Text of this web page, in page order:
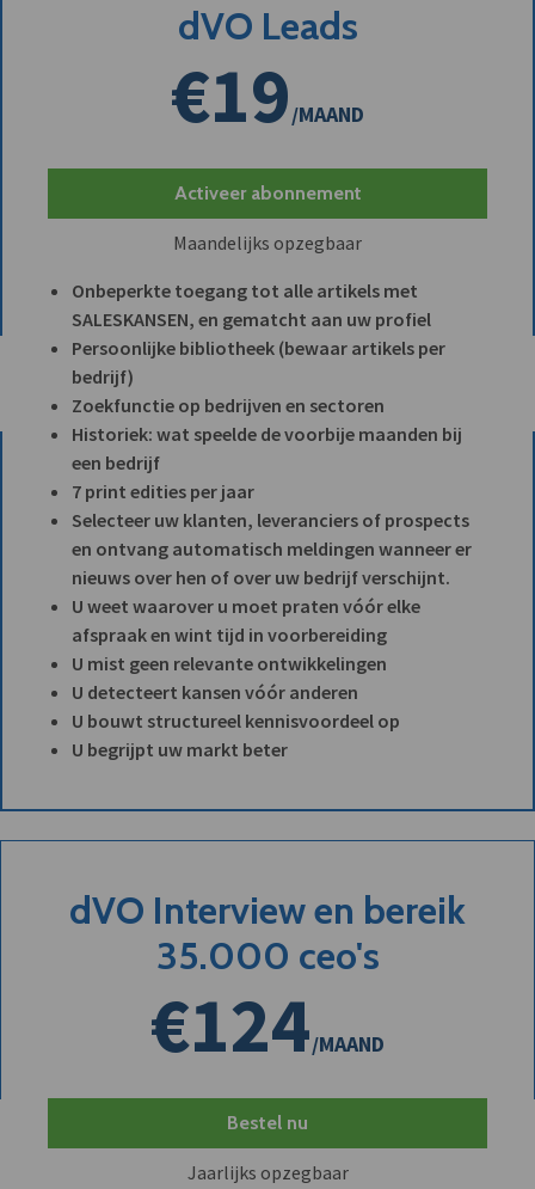
dVO Leads
€19/MAAND
Activeer abonnement
Maandelijks opzegbaar
Onbeperkte toegang tot alle artikels met
SALESKANSEN, en gematcht aan uw profiel
Persoonlijke bibliotheek (bewaar artikels per
bedrijf)
Zoekfunctie op bedrijven en sectoren
Historiek: wat speelde de voorbije maanden bij
een bedrijf
7 print edities per jaar
Selecteer uw klanten, leveranciers of prospects
en ontvang automatisch meldingen wanneer er
nieuws over hen of over uw bedrijf verschijnt.
U weet waarover u moet praten vóór elke
afspraak en wint tijd in voorbereiding
U mist geen relevante ontwikkelingen
U detecteert kansen vóór anderen
U bouwt structureel kennisvoordeel op
U begrijpt uw markt beter
dVO Interview en bereik
35.000 ceo's
€124/MAAND
Bestel nu
Jaarlijks opzegbaar